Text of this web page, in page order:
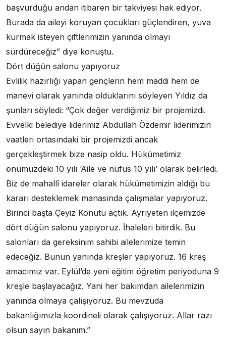
başvurduğu andan itibaren bir takviyesi hak ediyor.
Burada da aileyi koruyan çocukları güçlendiren, yuva
kurmak isteyen çiftlerimizin yanında olmayı
sürdüreceğiz” diye konuştu.
Dört düğün salonu yapıyoruz
Evlilik hazırlığı yapan gençlerin hem maddi hem de
manevi olarak yanında olduklarını söyleyen Yıldız da
şunları söyledi: “Çok değer verdiğimiz bir projemizdi.
Evvelki belediye liderimiz Abdullah Özdemir liderimizin
vaatleri ortasındaki bir projemizdi ancak
gerçekleştirmek bize nasip oldu. Hükümetimiz
önümüzdeki 10 yılı ‘Aile ve nüfus 10 yılı’ olarak belirledi.
Biz de mahallî idareler olarak hükümetimizin aldığı bu
kararı desteklemek manasında çalışmalar yapıyoruz.
Birinci başta Çeyiz Konutu açtık. Ayrıyeten ilçemizde
dört düğün salonu yapıyoruz. İhaleleri bitirdik. Bu
salonları da gereksinim sahibi ailelerimize temin
edeceğiz. Bunun yanında kreşler yapıyoruz. 16 kreş
amacımız var. Eylül’de yeni eğitim öğretim periyoduna 9
kreşle başlayacağız. Yani her bakımdan ailelerimizin
yanında olmaya çalışıyoruz. Bu mevzuda
bakanlığımızla koordineli olarak çalışıyoruz. Allar razı
olsun sayın bakanım.”